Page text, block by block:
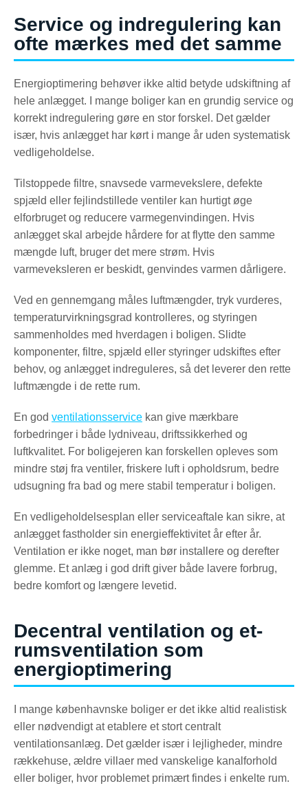
Service og indregulering kan
ofte mærkes med det samme
Energioptimering behøver ikke altid betyde udskiftning af
hele anlægget. I mange boliger kan en grundig service og
korrekt indregulering gøre en stor forskel. Det gælder
især, hvis anlægget har kørt i mange år uden systematisk
vedligeholdelse.
Tilstoppede filtre, snavsede varmevekslere, defekte
spjæld eller fejlindstillede ventiler kan hurtigt øge
elforbruget og reducere varmegenvindingen. Hvis
anlægget skal arbejde hårdere for at flytte den samme
mængde luft, bruger det mere strøm. Hvis
varmeveksleren er beskidt, genvindes varmen dårligere.
Ved en gennemgang måles luftmængder, tryk vurderes,
temperaturvirkningsgrad kontrolleres, og styringen
sammenholdes med hverdagen i boligen. Slidte
komponenter, filtre, spjæld eller styringer udskiftes efter
behov, og anlægget indreguleres, så det leverer den rette
luftmængde i de rette rum.
En god ventilationsservice kan give mærkbare
forbedringer i både lydniveau, driftssikkerhed og
luftkvalitet. For boligejeren kan forskellen opleves som
mindre støj fra ventiler, friskere luft i opholdsrum, bedre
udsugning fra bad og mere stabil temperatur i boligen.
En vedligeholdelsesplan eller serviceaftale kan sikre, at
anlægget fastholder sin energieffektivitet år efter år.
Ventilation er ikke noget, man bør installere og derefter
glemme. Et anlæg i god drift giver både lavere forbrug,
bedre komfort og længere levetid.
Decentral ventilation og et-
rumsventilation som
energioptimering
I mange københavnske boliger er det ikke altid realistisk
eller nødvendigt at etablere et stort centralt
ventilationsanlæg. Det gælder især i lejligheder, mindre
rækkehuse, ældre villaer med vanskelige kanalforhold
eller boliger, hvor problemet primært findes i enkelte rum.